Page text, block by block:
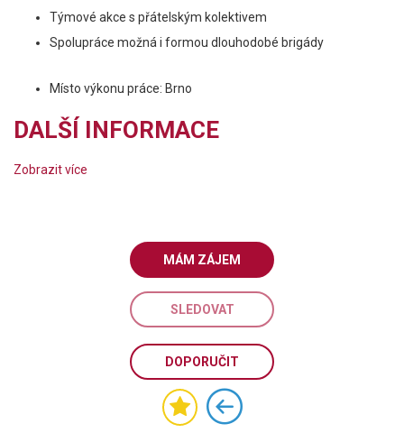
Týmové akce s přátelským kolektivem
Spolupráce možná i formou dlouhodobé brigády
Místo výkonu práce: Brno
DALŠÍ INFORMACE
Zobrazit více
MÁM ZÁJEM
SLEDOVAT
DOPORUČIT